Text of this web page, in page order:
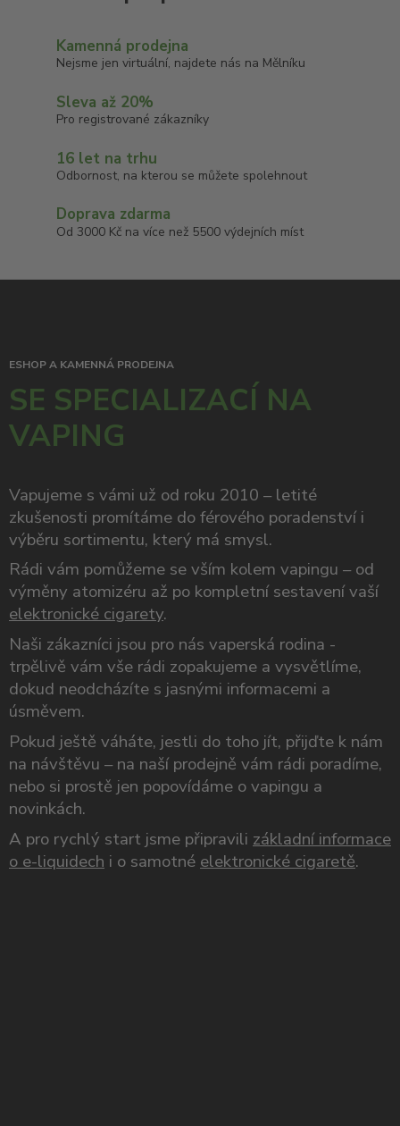
Kamenná prodejna
Nejsme jen virtuální, najdete nás na Mělníku
Sleva až 20%
Pro registrované zákazníky
16 let na trhu
Odbornost, na kterou se můžete spolehnout
Doprava zdarma
Od 3000 Kč na více než 5500 výdejních míst
ESHOP A KAMENNÁ PRODEJNA
SE SPECIALIZACÍ NA
VAPING
Vapujeme s vámi už od roku 2010 – letité
zkušenosti promítáme do férového poradenství i
výběru sortimentu, který má smysl.
Rádi vám pomůžeme se vším kolem vapingu – od
výměny atomizéru až po kompletní sestavení vaší
elektronické cigarety.
Naši zákazníci jsou pro nás vaperská rodina -
trpělivě vám vše rádi zopakujeme a vysvětlíme,
dokud neodcházíte s jasnými informacemi a
úsměvem.
Pokud ještě váháte, jestli do toho jít, přijďte k nám
na návštěvu – na naší prodejně vám rádi poradíme,
nebo si prostě jen popovídáme o vapingu a
novinkách.
A pro rychlý start jsme připravili základní informace
o e-liquidech i o samotné elektronické cigaretě.